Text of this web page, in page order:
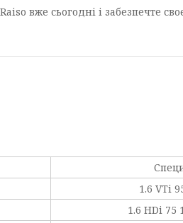
вже сьогодні і забезпечте
1.6 VTi
1.6 HDi 75